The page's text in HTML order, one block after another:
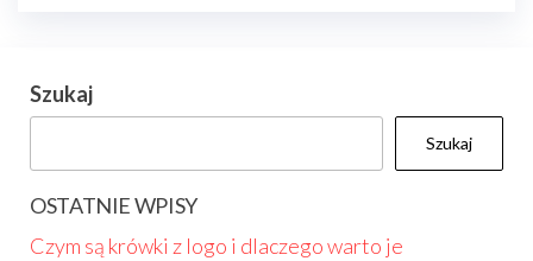
Szukaj
Szukaj
OSTATNIE WPISY
Czym są krówki z logo i dlaczego warto je